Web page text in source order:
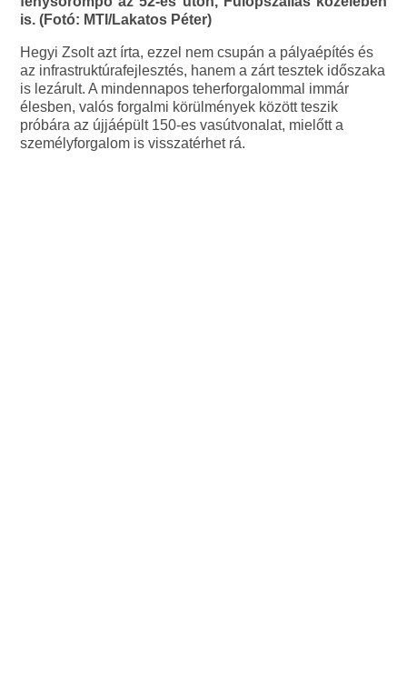
is. (Fotó: MTI/Lakatos Péter)
Hegyi Zsolt azt írta, ezzel nem csupán a pályaépítés és
az infrastruktúrafejlesztés, hanem a zárt tesztek időszaka
is lezárult. A mindennapos teherforgalommal immár
élesben, valós forgalmi körülmények között teszik
próbára az újjáépült 150-es vasútvonalat, mielőtt a
személyforgalom is visszatérhet rá.